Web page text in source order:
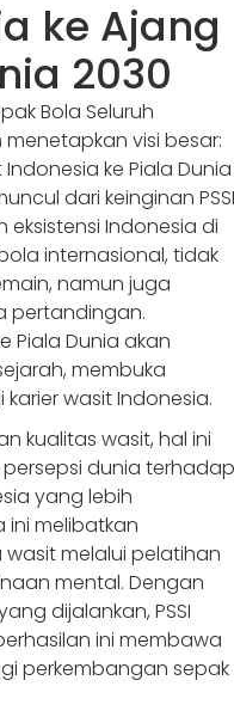
ke Ajang
2030
Bola Seluruh
visi besar:
ke Piala Dunia
dari keinginan PSSI
eksistensi Indonesia di
internasional, tidak
namun juga
pertandingan.
Piala Dunia akan
membuka
wasit Indonesia.
kualitas wasit, hal ini
dunia terhadap
yang lebih
ini melibatkan
melalui pelatihan
mental. Dengan
dijalankan, PSSI
ini membawa
perkembangan sepak